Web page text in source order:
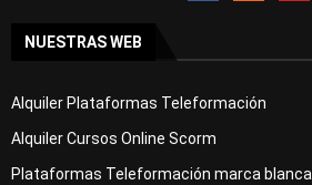
NUESTRAS WEB
Alquiler Plataformas Teleformación
Alquiler Cursos Online Scorm
Plataformas Teleformación marca blanca